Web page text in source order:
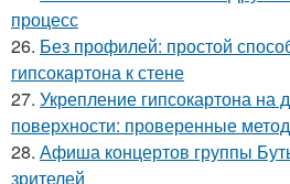
процесс
26. Без профилей: простой
гипсокартона к стене
27. Укрепление гипсокартона на
поверхности: проверенные
28. Афиша концертов группы
зрителей